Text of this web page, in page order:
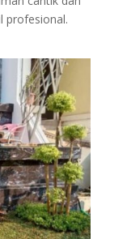
profesional.